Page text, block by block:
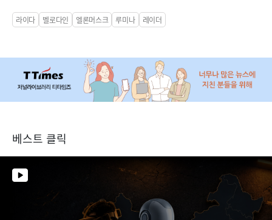
라이다 벨로다인 엘론머스크 루미나 레이더
베스트 클릭